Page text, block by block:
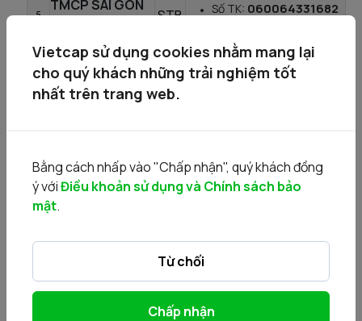
5
TMCP SÀI GÒN
(SACOMBANK)
STB Số TK: 060064331682
Sacombank – Sở giao
dịch
TMCP BẢN VIỆT
(VIETCAPITAL
BANK)
BVB
TK: 0037041006870
Tại ngân hàng: NH Bản
Người thụ hưởng: Công
Ty Cổ Phần Chứng Khoán
Vietcap
Vietcap sử dụng cookies nhằm mang lại
cho quý khách những trải nghiệm tốt
nhất trên trang web.
Bằng cách nhấp vào "Chấp nhận", quý khách đồng
ý vớiĐiều khoản sử dụng và Chính sách bảo
mật.
Từ chối
Chấp nhận